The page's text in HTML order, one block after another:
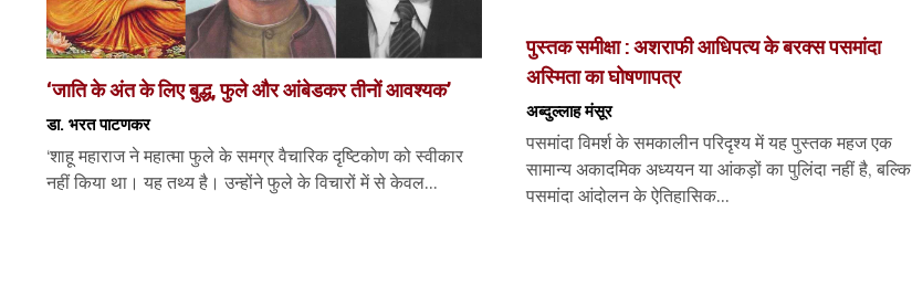
‘जाति के अंत के लिए बुद्ध, फुले और आंबेडकर तीनों आवश्यक’
डा. भरत पाटणकर
‘शाहू महाराज ने महात्मा फुले के समग्र वैचारिक दृष्टिकोण को स्वीकार
नहीं किया था। यह तथ्य है। उन्होंने फुले के विचारों में से केवल...
पुस्तक समीक्षा : अशराफी आधिपत्य के बरक्स पसमांदा
अस्मिता का घोषणापत्र
अब्दुल्लाह मंसूर
पसमांदा विमर्श के समकालीन परिदृश्य में यह पुस्तक महज एक
सामान्य अकादमिक अध्ययन या आंकड़ों का पुलिंदा नहीं है, बल्कि
पसमांदा आंदोलन के ऐतिहासिक...